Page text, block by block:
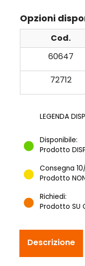
Opzioni
Cod.
60647
72712
LEGENDA
Disponibile:
Prodotto
Consegna
Prodotto
Richiedi:
Prodotto SU
Descrizione